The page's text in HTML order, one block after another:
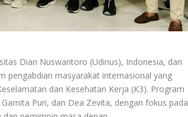
Dian Nuswantoro (Udinus), Indonesia, dan
pengabdian masyarakat internasional yang
dan Kesehatan Kerja (K3). Program
Puri, dan Dea Zevita, dengan fokus pada